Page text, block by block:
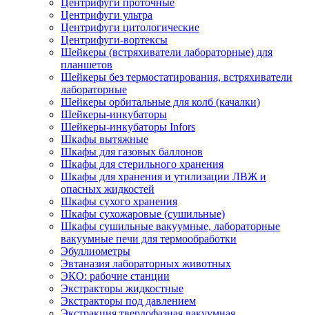
Центрифуги ультра
Центрифуги цитологические
Центрифуги-вортексы
Шейкеры (встряхиватели лабораторные) для
планшетов
Шейкеры без термостатирования, встряхиватели
лабораторные
Шейкеры орбитальные для колб (качалки)
Шейкеры-инкубаторы
Шейкеры-инкубаторы Infors
Шкафы вытяжные
Шкафы для газовых баллонов
Шкафы для стерильного хранения
Шкафы для хранения и утилизации ЛВЖ и
опасных жидкостей
Шкафы сухого хранения
Шкафы сухожаровые (сушильные)
Шкафы сушильные вакуумные, лабораторные
вакуумные печи для термообработки
Эбуллиометры
Эвтаназия лабораторных животных
ЭКО: рабочие станции
Экстракторы жидкостные
Экстракторы под давлением